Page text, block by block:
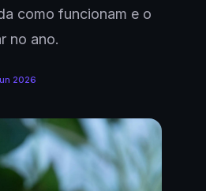
como funcionam e o
no ano.
2026